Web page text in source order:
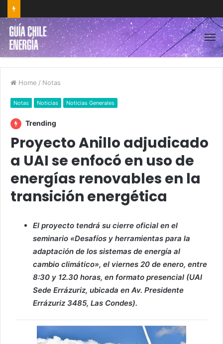
Home / Notas
Notas Noticias Noticias Generales
Trending
Proyecto Anillo adjudicado
a UAI se enfocó en uso de
energías renovables en la
transición energética
El proyecto tendrá su cierre oficial en el
seminario «Desafíos y herramientas para la
adaptación de los sistemas de energía al
cambio climático», el viernes 20 de enero, entre
8:30 y 12.30 horas, en formato presencial (UAI
Sede Errázuriz, ubicada en Av. Presidente
Errázuriz 3485, Las Condes).